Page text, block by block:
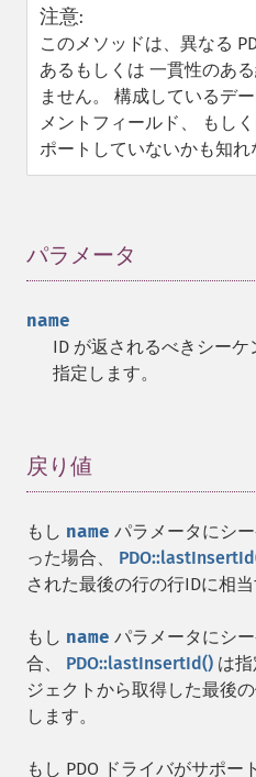
注意:
このメソッドは、異なる
あるもしくは 一貫性のあ
ません。 構成しているデ
メントフィールド、 もし
ポートしていないかも知れ
パラメータ
name
ID が返されるべきシー
指定します。
戻り値
もし name パラメータにシ
った場合、
された最後の行の行IDに相
もし name パラメータにシ
合、 PDO::lastInsertId() は
ジェクトから取得した最後
します。
もし PDO ドライバがサポー